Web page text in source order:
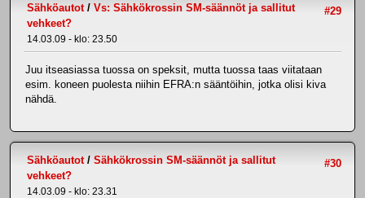
#29
Sähköautot/ Vs: Sähkökrossin SM-säännöt ja sallitut
vehkeet?
14.03.09 - klo: 23.50
Juu itseasiassa tuossa on speksit, mutta tuossa taas viitataan
esim. koneen puolesta niihin EFRA:n sääntöihin, jotka olisi kiva
nähdä.
#30
Sähköautot/ Sähkökrossin SM-säännöt ja sallitut
vehkeet?
14.03.09 - klo: 23.31